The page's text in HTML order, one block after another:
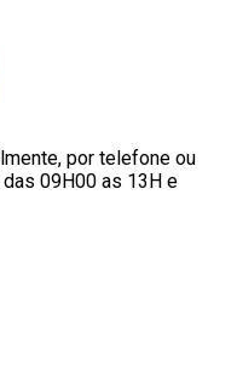
por telefone ou
09H00 as 13H e